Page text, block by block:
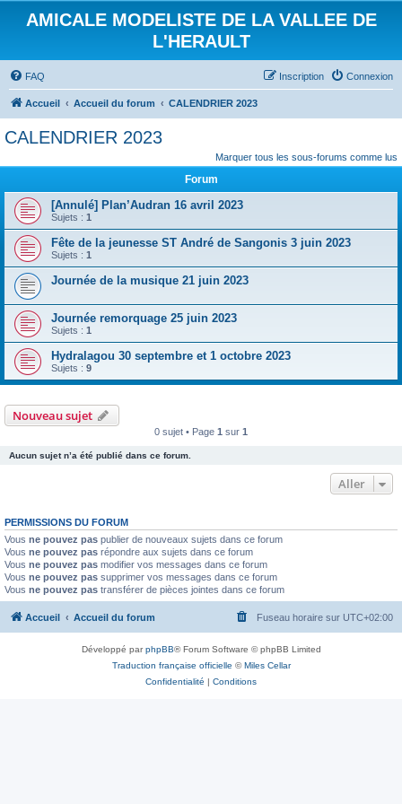
AMICALE MODELISTE DE LA VALLEE DE
L'HERAULT
FAQ Connexion
Inscription
Accueil Accueil du forum CALENDRIER 2023
CALENDRIER 2023
Marquer tous les sous-forums comme lus
Forum
[Annulé] Plan’Audran 16 avril 2023
Sujets : 1
Fête de la jeunesse ST André de Sangonis 3 juin 2023
Sujets : 1
Journée de la musique 21 juin 2023
Journée remorquage 25 juin 2023
Sujets : 1
Hydralagou 30 septembre et 1 octobre 2023
Sujets : 9
Nouveau sujet
0 sujet • Page 1 sur 1
Aucun sujet n’a été publié dans ce forum.
Aller
PERMISSIONS DU FORUM
Vous ne pouvez pas publier de nouveaux sujets dans ce forum
Vous ne pouvez pas répondre aux sujets dans ce forum
Vous ne pouvez pas modifier vos messages dans ce forum
Vous ne pouvez pas supprimer vos messages dans ce forum
Vous ne pouvez pas transférer de pièces jointes dans ce forum
Accueil Accueil du forum Fuseau horaire sur UTC+02:00
Développé parphpBB® Forum Software © phpBB Limited
Traduction française officielle ©Miles Cellar
Confidentialité | Conditions